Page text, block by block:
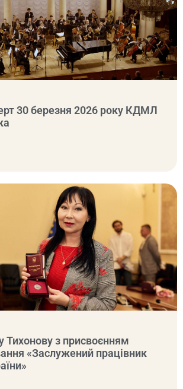
30 березня 2026 року КДМЛ
Тихонову з присвоєнням
«Заслужений працівник